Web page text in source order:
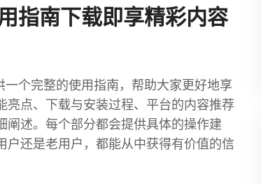
指南下载即享精彩内容
个完整的使用指南，帮助大家更好地享
点、下载与安装过程、平台的内容推荐
述。每个部分都会提供具体的操作建
还是老用户，都能从中获得有价值的信